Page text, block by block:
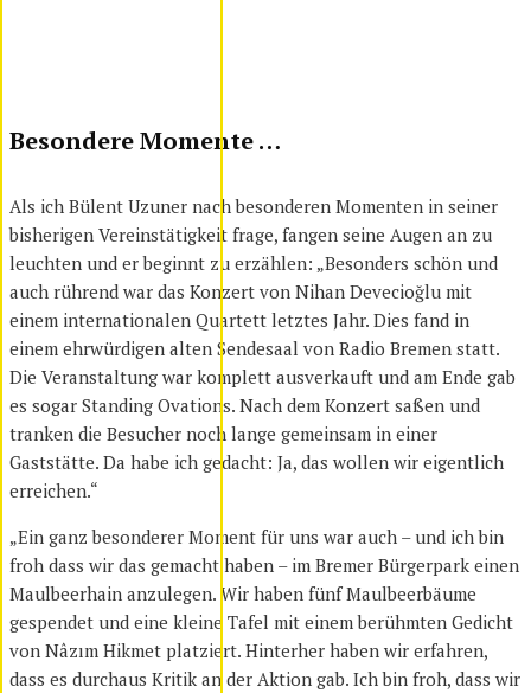
Besondere Momente …
Als ich Bülent Uzuner nach besonderen Momenten in seiner
bisherigen Vereinstätigkeit frage, fangen seine Augen an zu
leuchten und er beginnt zu erzählen: „Besonders schön und
auch rührend war das Konzert von Nihan Devecioğlu mit
einem internationalen Quartett letztes Jahr. Dies fand in
einem ehrwürdigen alten Sendesaal von Radio Bremen statt.
Die Veranstaltung war komplett ausverkauft und am Ende gab
es sogar Standing Ovations. Nach dem Konzert saßen und
tranken die Besucher noch lange gemeinsam in einer
Gaststätte. Da habe ich gedacht: Ja, das wollen wir eigentlich
erreichen.“
„Ein ganz besonderer Moment für uns war auch – und ich bin
froh dass wir das gemacht haben – im Bremer Bürgerpark einen
Maulbeerhain anzulegen. Wir haben fünf Maulbeerbäume
gespendet und eine kleine Tafel mit einem berühmten Gedicht
von Nâzım Hikmet platziert. Hinterher haben wir erfahren,
dass es durchaus Kritik an der Aktion gab. Ich bin froh, dass wir